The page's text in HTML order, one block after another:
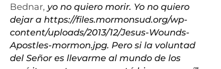
Bednar, yo no quiero morir. Yo no quiero
dejar a https://files.mormonsud.org/wp-
content/uploads/2013/12/Jesus-Wounds-
Apostles-mormon.jpg. Pero si la voluntad
del Señor es llevarme al mundo de los